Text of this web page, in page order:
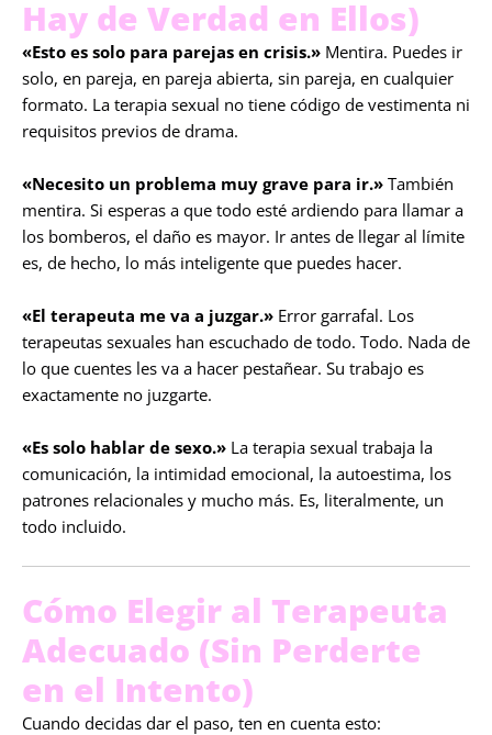
Hay de Verdad en Ellos)
«Esto es solo para parejas en crisis.» Mentira. Puedes ir
solo, en pareja, en pareja abierta, sin pareja, en cualquier
formato. La terapia sexual no tiene código de vestimenta ni
requisitos previos de drama.
«Necesito un problema muy grave para ir.» También
mentira. Si esperas a que todo esté ardiendo para llamar a
los bomberos, el daño es mayor. Ir antes de llegar al límite
es, de hecho, lo más inteligente que puedes hacer.
«El terapeuta me va a juzgar.» Error garrafal. Los
terapeutas sexuales han escuchado de todo. Todo. Nada de
lo que cuentes les va a hacer pestañear. Su trabajo es
exactamente no juzgarte.
«Es solo hablar de sexo.» La terapia sexual trabaja la
comunicación, la intimidad emocional, la autoestima, los
patrones relacionales y mucho más. Es, literalmente, un
todo incluido.
Cómo Elegir al Terapeuta
Adecuado (Sin Perderte
en el Intento)
Cuando decidas dar el paso, ten en cuenta esto: